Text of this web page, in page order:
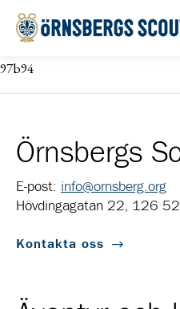
97b94
Örnsbergs
E-post: info@ornsberg.org
Hövdingagatan 22, 126
Kontakta oss